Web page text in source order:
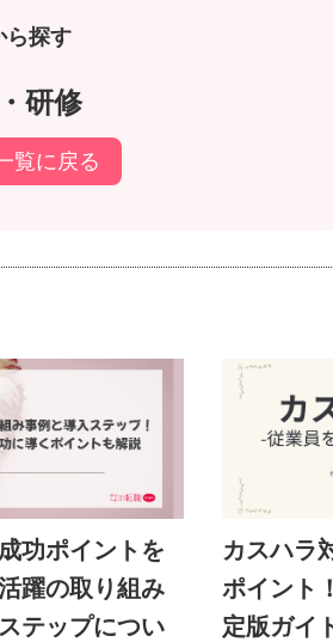
ら探す
研修
覧に戻る
功ポイントを
躍の取り組み
テップについ
カスハラ
ポイント
定版ガイ